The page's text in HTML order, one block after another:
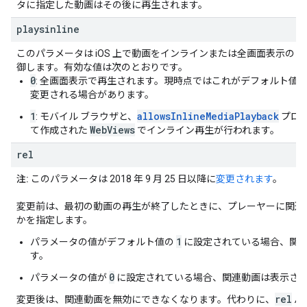
タに指定した動画はその後に再生されます。
playsinline
このパラメータは iOS 上で動画をインラインまたは全画面表示の
御します。有効な値は次のとおりです。
0: 全画面表示で再生されます。現時点ではこれがデフォルト値
変更される場合があります。
1: モバイル ブラウザと、 allowsInlineMediaPlayback プロ
て作成された WebViews でインライン再生が行われます。
rel
注: このパラメータは 2018 年 9 月 25 日以降に変更されます。
変更前は、最初の動画の再生が終了したときに、プレーヤーに関
かを指定します。
パラメータの値がデフォルト値の 1 に設定されている場合、関
す。
パラメータの値が 0 に設定されている場合、関連動画は表示さ
変更後は、関連動画を無効にできなくなります。代わりに、
rel パ